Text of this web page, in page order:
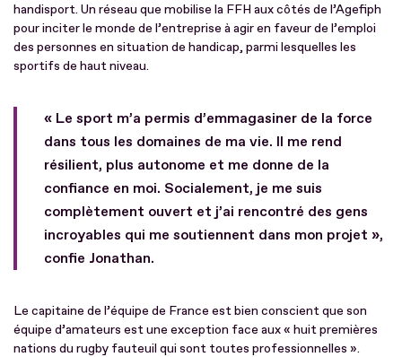
handisport. Un réseau que mobilise la FFH aux côtés de l’Agefiph
pour inciter le monde de l’entreprise à agir en faveur de l’emploi
des personnes en situation de handicap, parmi lesquelles les
sportifs de haut niveau.
« Le sport m’a permis d’emmagasiner de la force
dans tous les domaines de ma vie. Il me rend
résilient, plus autonome et me donne de la
confiance en moi. Socialement, je me suis
complètement ouvert et j’ai rencontré des gens
incroyables qui me soutiennent dans mon projet »,
confie Jonathan.
Le capitaine de l’équipe de France est bien conscient que son
équipe d’amateurs est une exception face aux « huit premières
nations du rugby fauteuil qui sont toutes professionnelles ».